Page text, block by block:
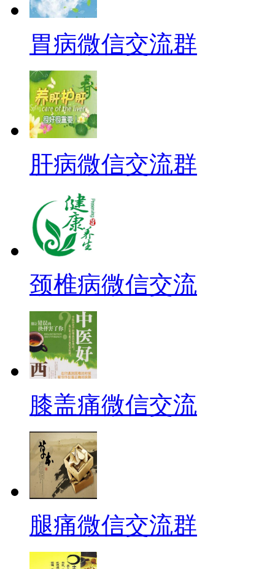
胃病微信交流群
肝病微信交流群
颈椎病微信交流
膝盖痛微信交流
腿痛微信交流群